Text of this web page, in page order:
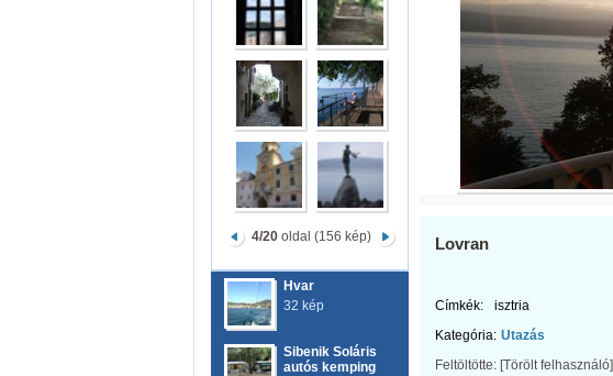
4/20oldal (156 kép)
Hvar
32 kép
Sibenik Soláris
autós kemping
Lovran
Címkék:
isztria
Kategória: Utazás
Feltöltötte: [Törölt felhasználó]